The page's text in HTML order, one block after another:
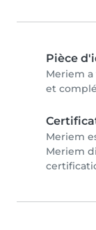
Pièce
Meriem
et
Meriem
Meriem